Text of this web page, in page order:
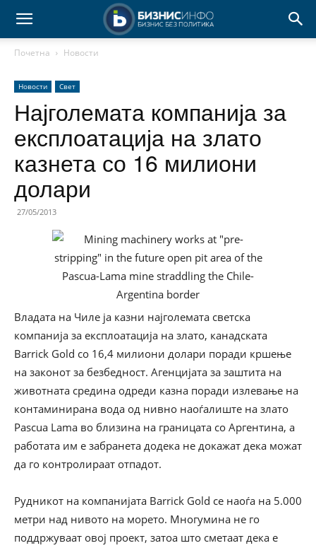
Почетна Новости
Новости Свет
Најголемата компанија за
експлоатација на злато
казнета со 16 милиони
долари
27/05/2013
Владата на Чиле ја казни најголемата светска
компанија за експлоатација на злато, канадската
Barrick Gold со 16,4 милиони долари поради кршење
на законот за безбедност. Агенцијата за заштита на
животната средина одреди казна поради излевање на
контаминирана вода од нивно наоѓалиште на злато
Pascua Lama во близина на границата со Аргентина, а
работата им е забранета додека не докажат дека можат
да го контролираат отпадот.
Рудникот на компанијата Barrick Gold се наоѓа на 5.000
метри над нивото на морето. Многумина не го
поддржуваат овој проект, затоа што сметаат дека е